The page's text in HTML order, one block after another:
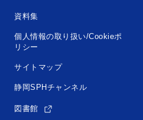
資料集
個人情報の取り扱い/Cookieポ
リシー
サイトマップ
静岡SPHチャンネル
図書館